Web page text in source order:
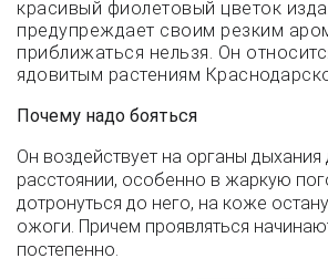
красивый фиолетовый цветок
предупреждает своим резким
приближаться нельзя. Он
ядовитым растениям
Почему надо бояться
Он воздействует на органы
расстоянии, особенно в жаркую
дотронуться до него, на коже
ожоги. Причем проявляться
постепенно.